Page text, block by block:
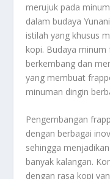
merujuk pada
dalam budaya
istilah yang khusus
kopi. Budaya minum
berkembang dan
yang membuat
minuman dingin
Pengembangan
dengan berbagai
sehingga
banyak kalangan.
dengan rasa kopi